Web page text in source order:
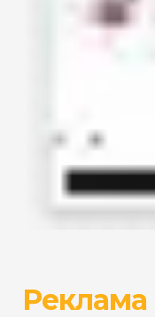
Реклама